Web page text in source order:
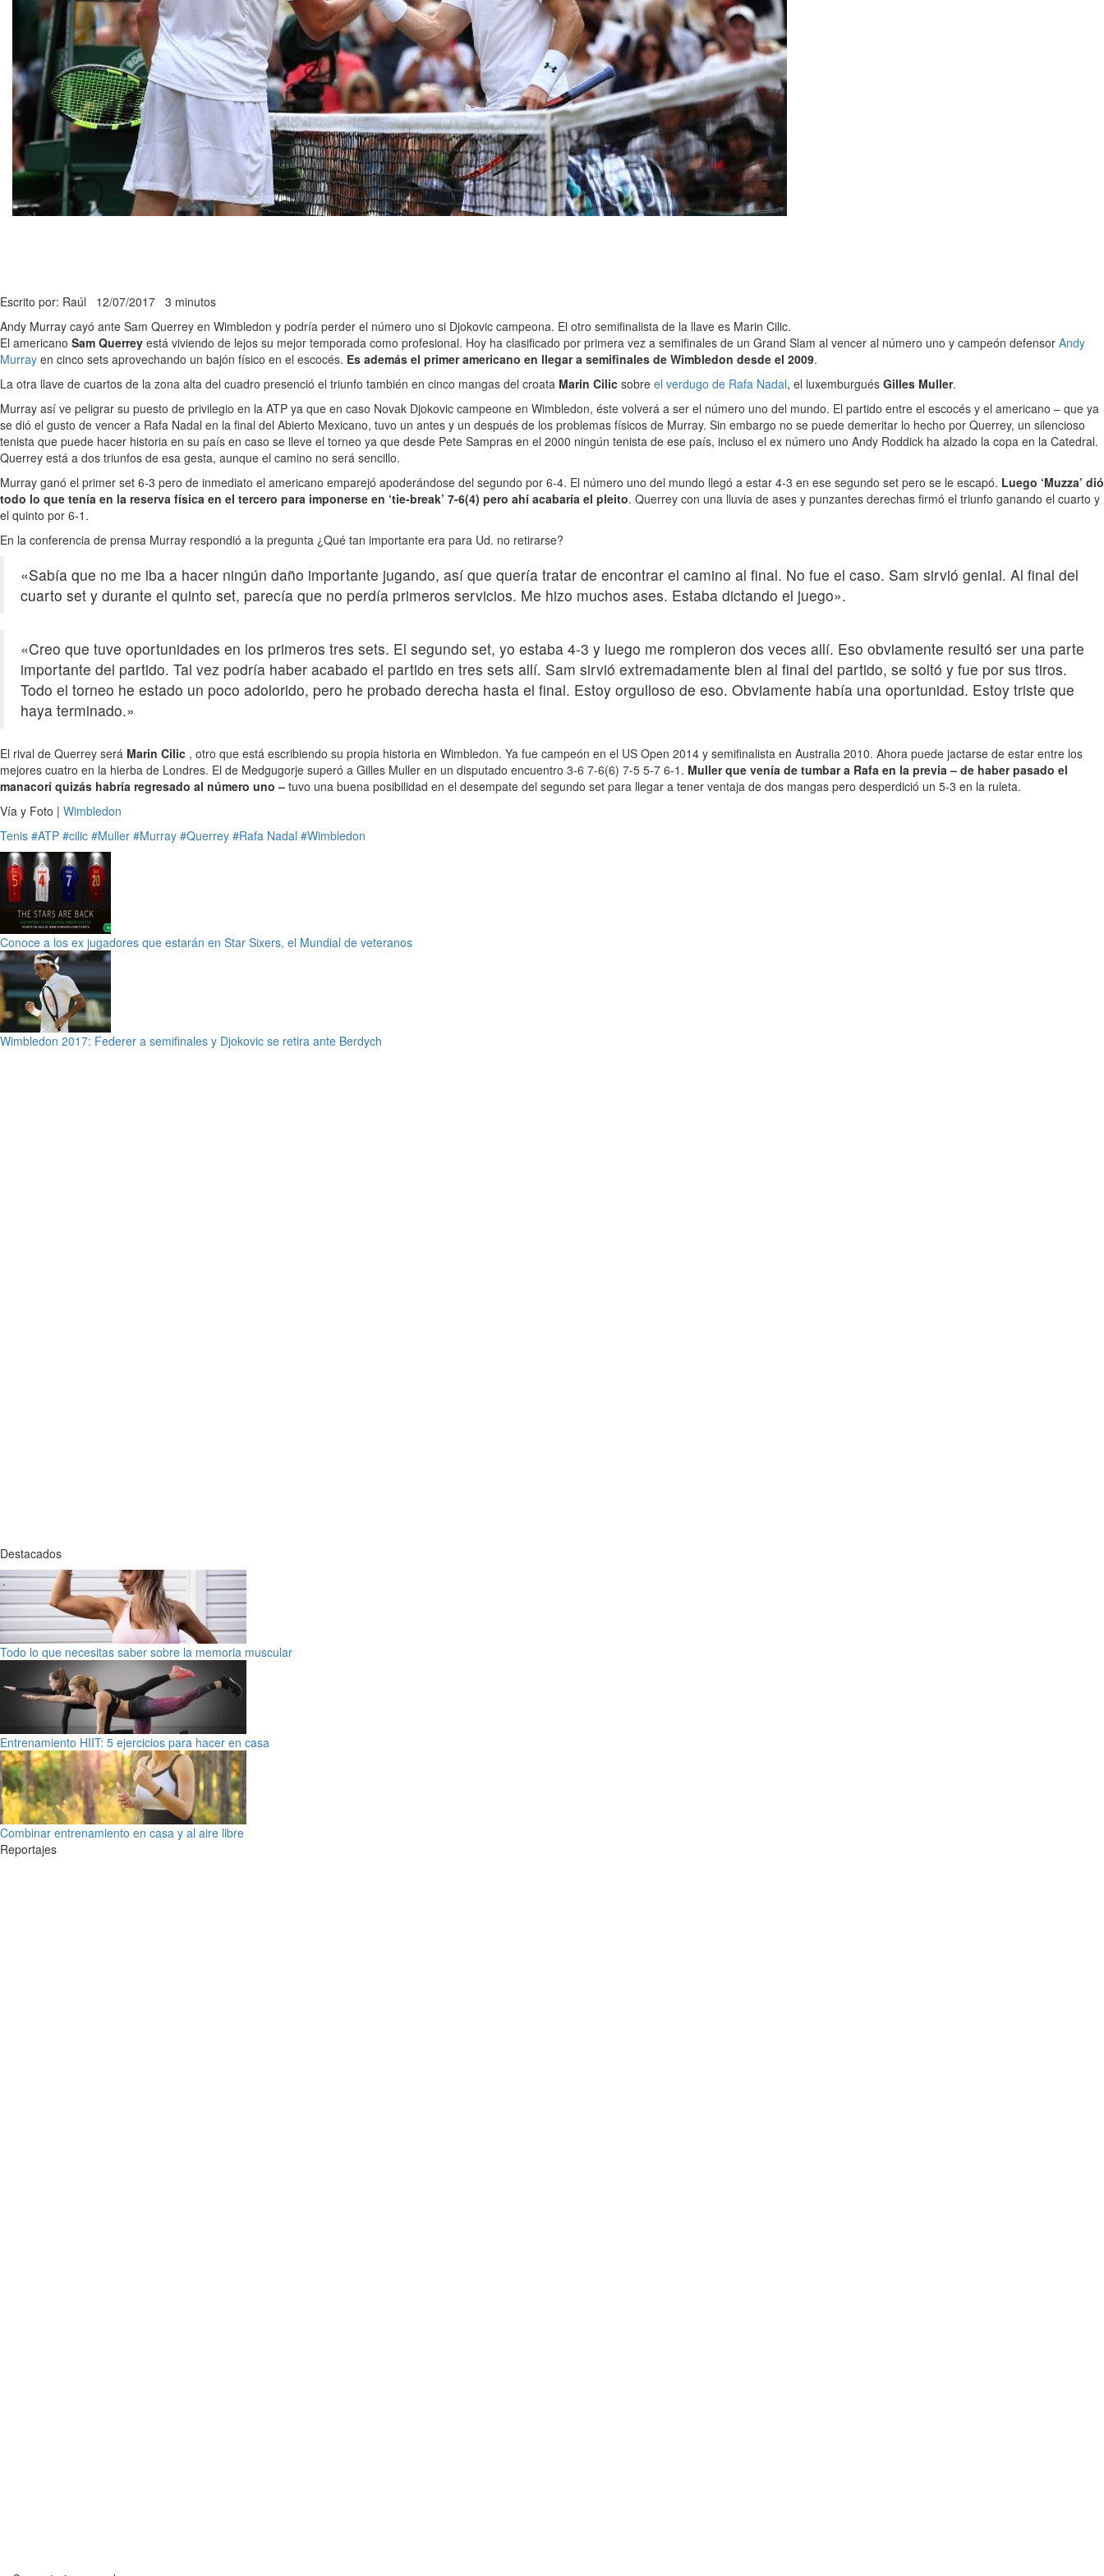
Escrito por: Raúl 12/07/2017 3 minutos
Andy Murray cayó ante Sam Querrey en Wimbledon y podría perder el número uno si Djokovic campeona. El otro semifinalista de la llave es Marin Cilic.
El americano Sam Querrey está viviendo de lejos su mejor temporada como profesional. Hoy ha clasificado por primera vez a semifinales de un Grand Slam al vencer al número uno y campeón defensor Andy
Murray en cinco sets aprovechando un bajón físico en el escocés. Es además el primer americano en llegar a semifinales de Wimbledon desde el 2009.
La otra llave de cuartos de la zona alta del cuadro presenció el triunfo también en cinco mangas del croata Marin Cilic sobre el verdugo de Rafa Nadal, el luxemburgués Gilles Muller.
Murray así ve peligrar su puesto de privilegio en la ATP ya que en caso Novak Djokovic campeone en Wimbledon, éste volverá a ser el número uno del mundo. El partido entre el escocés y el americano – que ya
se dió el gusto de vencer a Rafa Nadal en la final del Abierto Mexicano, tuvo un antes y un después de los problemas físicos de Murray. Sin embargo no se puede demeritar lo hecho por Querrey, un silencioso
tenista que puede hacer historia en su país en caso se lleve el torneo ya que desde Pete Sampras en el 2000 ningún tenista de ese país, incluso el ex número uno Andy Roddick ha alzado la copa en la Catedral.
Querrey está a dos triunfos de esa gesta, aunque el camino no será sencillo.
Murray ganó el primer set 6-3 pero de inmediato el americano emparejó apoderándose del segundo por 6-4. El número uno del mundo llegó a estar 4-3 en ese segundo set pero se le escapó. Luego ‘Muzza’ dió
todo lo que tenía en la reserva física en el tercero para imponerse en ‘tie-break’ 7-6(4) pero ahí acabaría el pleito. Querrey con una lluvia de ases y punzantes derechas firmó el triunfo ganando el cuarto y
el quinto por 6-1.
En la conferencia de prensa Murray respondió a la pregunta ¿Qué tan importante era para Ud. no retirarse?
«Sabía que no me iba a hacer ningún daño importante jugando, así que quería tratar de encontrar el camino al final. No fue el caso. Sam sirvió genial. Al final del
cuarto set y durante el quinto set, parecía que no perdía primeros servicios. Me hizo muchos ases. Estaba dictando el juego».
«Creo que tuve oportunidades en los primeros tres sets. El segundo set, yo estaba 4-3 y luego me rompieron dos veces allí. Eso obviamente resultó ser una parte
importante del partido. Tal vez podría haber acabado el partido en tres sets allí. Sam sirvió extremadamente bien al final del partido, se soltó y fue por sus tiros.
Todo el torneo he estado un poco adolorido, pero he probado derecha hasta el final. Estoy orgulloso de eso. Obviamente había una oportunidad. Estoy triste que
haya terminado.»
El rival de Querrey será Marin Cilic , otro que está escribiendo su propia historia en Wimbledon. Ya fue campeón en el US Open 2014 y semifinalista en Australia 2010. Ahora puede jactarse de estar entre los
mejores cuatro en la hierba de Londres. El de Medgugorje superó a Gilles Muller en un disputado encuentro 3-6 7-6(6) 7-5 5-7 6-1. Muller que venía de tumbar a Rafa en la previa – de haber pasado el
manacorí quizás habría regresado al número uno – tuvo una buena posibilidad en el desempate del segundo set para llegar a tener ventaja de dos mangas pero desperdició un 5-3 en la ruleta.
Vía y Foto | Wimbledon
Tenis #ATP #cilic #Muller #Murray #Querrey #Rafa Nadal #Wimbledon
Conoce a los ex jugadores que estarán en Star Sixers, el Mundial de veteranos
Wimbledon 2017: Federer a semifinales y Djokovic se retira ante Berdych
Destacados
Todo lo que necesitas saber sobre la memoria muscular
Entrenamiento HIIT: 5 ejercicios para hacer en casa
Combinar entrenamiento en casa y al aire libre
Reportajes